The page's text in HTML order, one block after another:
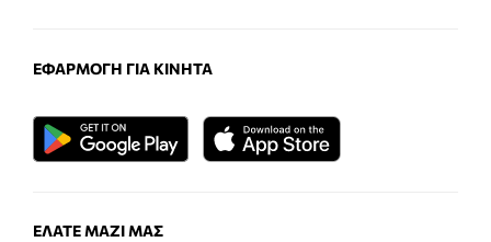
ΕΦΑΡΜΟΓΉ ΓΙΑ ΚΙΝΗΤΆ
ΕΛΆΤΕ ΜΑΖΊ ΜΑΣ